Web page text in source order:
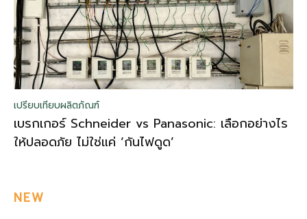
เปรียบเทียบผลิตภัณฑ์
เบรกเกอร์ Schneider vs Panasonic: เลือกอย่างไร
ให้ปลอดภัย ไม่ใช่แค่ ‘กันไฟดูด’
NEW